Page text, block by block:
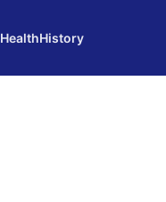
HealthHistory